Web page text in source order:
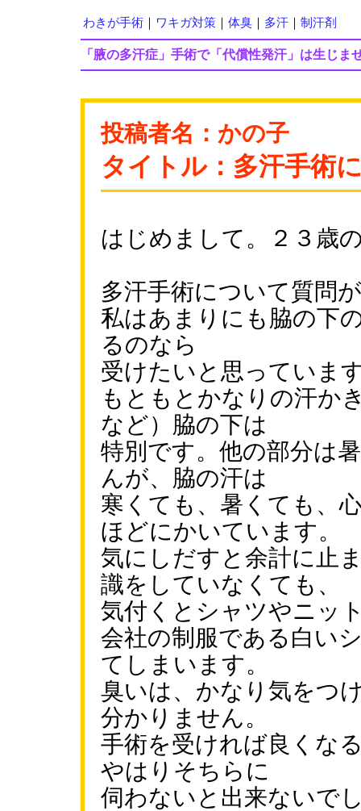
わきが手術 ワキガ対策 体臭 多汗 制汗剤
「腋の多汗症」手術で「代償性発汗」は生じま
投稿者名：かの子
タイトル：多汗手術
はじめまして。２３歳
多汗手術について質問
私はあまりにも脇の下
るのなら
受けたいと思っていま
もともとかなりの汗か
など）脇の下は
特別です。他の部分は
んが、脇の汗は
寒くても、暑くても、
ほどにかいています。
気にしだすと余計に止
識をしていなくても、
気付くとシャツやニッ
会社の制服である白い
てしまいます。
臭いは、かなり気をつ
分かりません。
手術を受ければ良くな
やはりそちらに
伺わないと出来ないで